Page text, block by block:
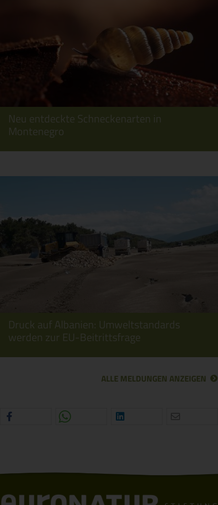
Neu entdeckte Schneckenarten in
Montenegro
Druck auf Albanien: Umweltstandards
werden zur EU-Beitrittsfrage
ALLE MELDUNGEN ANZEIGEN